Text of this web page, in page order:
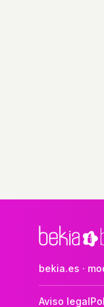
bekia.es ·
Aviso legal